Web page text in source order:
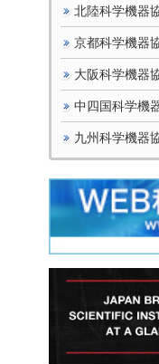
北陸科学機器
京都科学機器
大阪科学機器
中四国科学機
九州科学機器